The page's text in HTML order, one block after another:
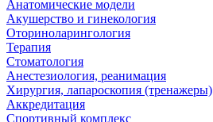
Анатомические модели
Акушерство и гинекология
Оториноларингология
Терапия
Стоматология
Анестезиология, реанимация
Хирургия, лапароскопия (тренажеры)
Аккредитация
Спортивный комплекс